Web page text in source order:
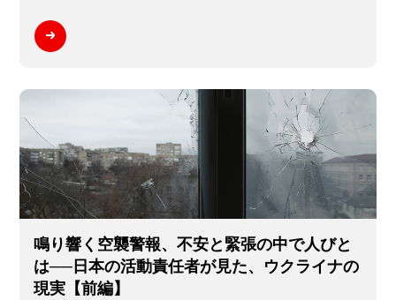
鳴り響く空襲警報、不安と緊張の中で人びと
は──日本の活動責任者が見た、ウクライナの
現実【前編】